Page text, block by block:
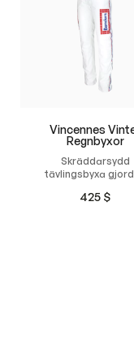
Vincennes
Regnbyxor
Skräddarsydd
tävlingsbyxa
vindavvisande
425 $